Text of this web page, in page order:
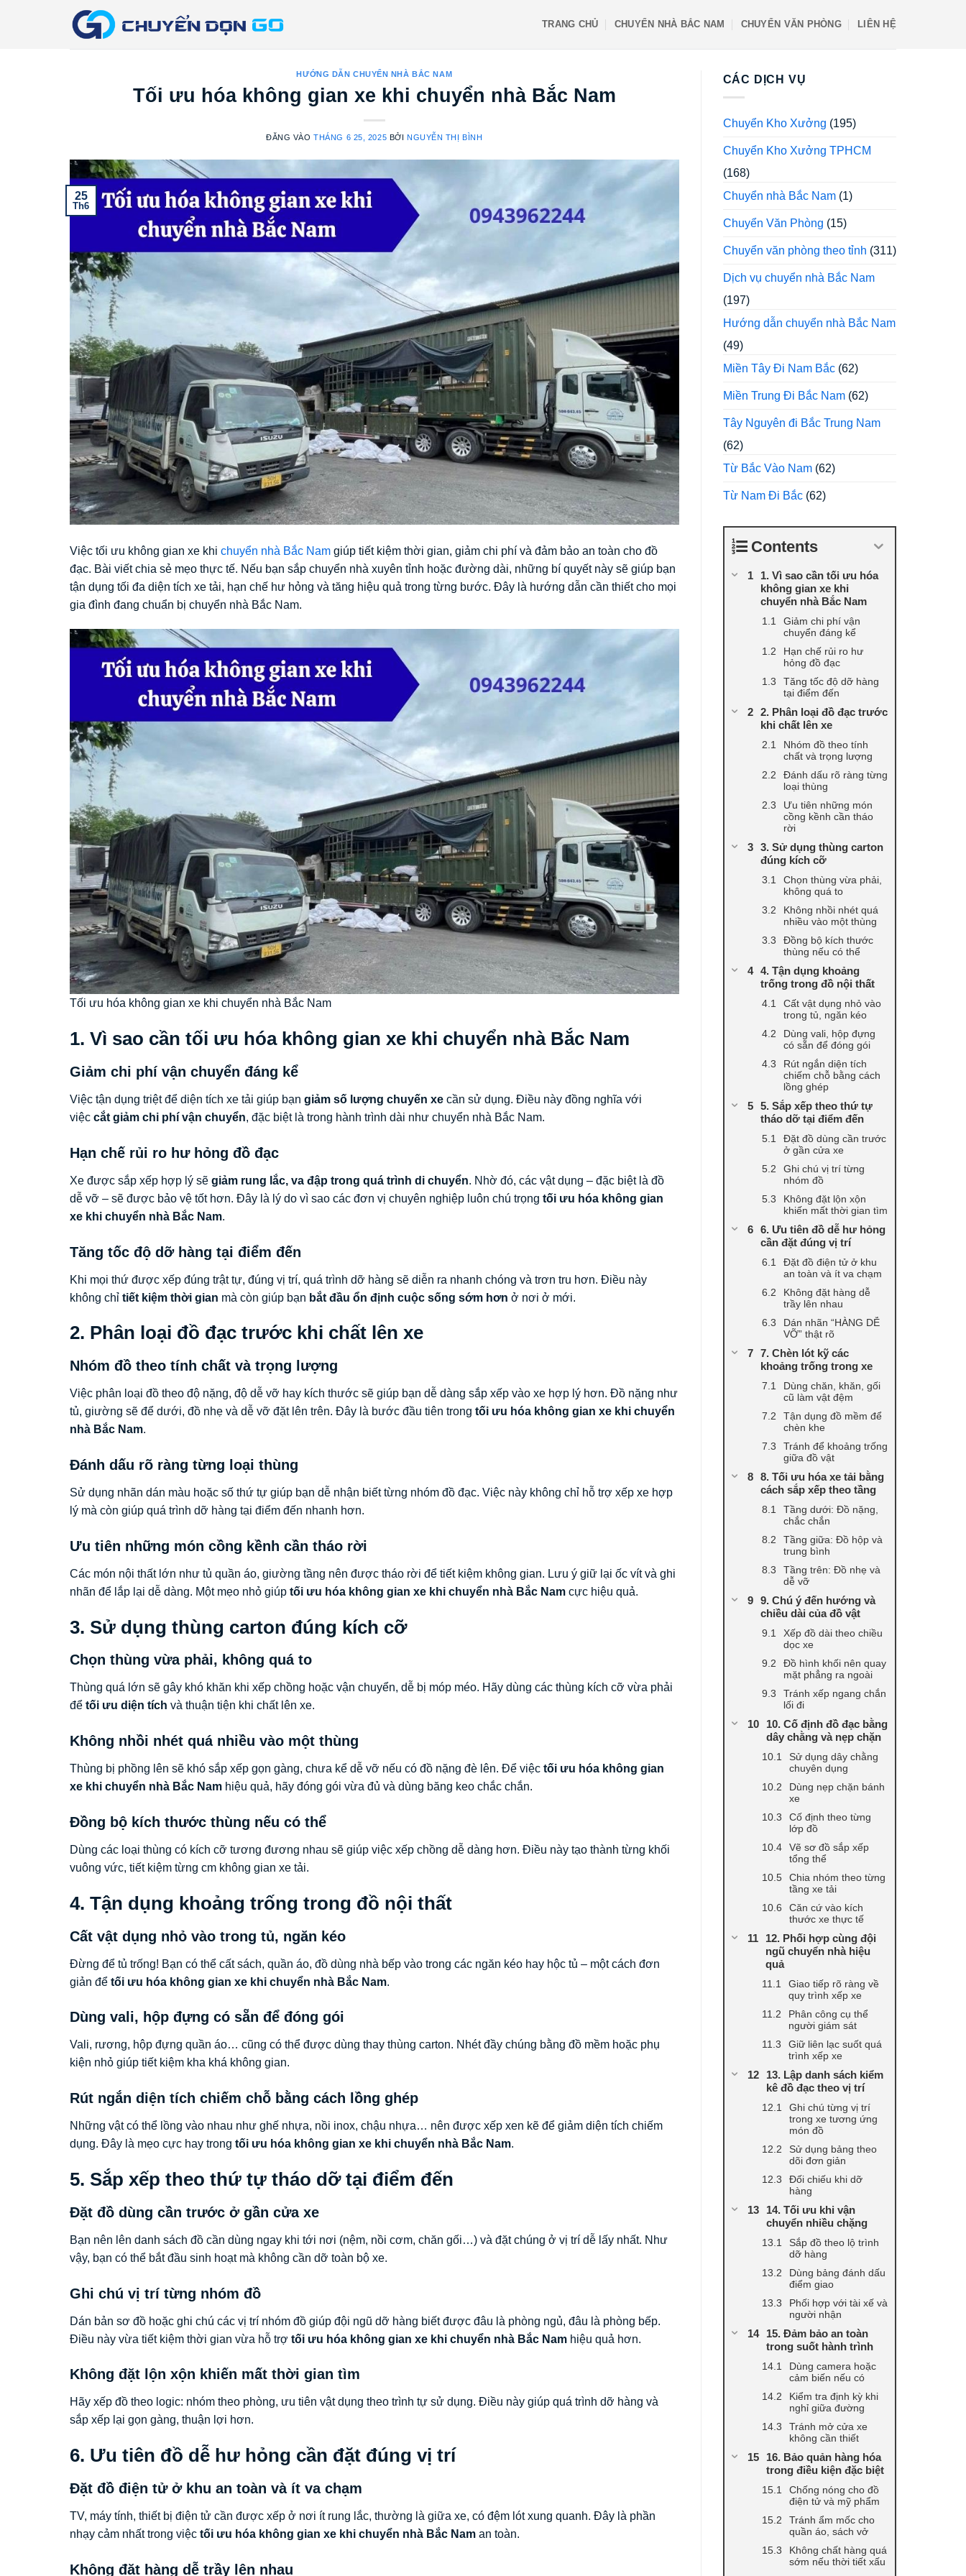
TRANG CHỦ CHUYỂN NHÀ BẮC NAM CHUYỂN VĂN PHÒNG LIÊN HỆ
HƯỚNG DẪN CHUYỂN NHÀ BẮC NAM
Tối ưu hóa không gian xe khi chuyển nhà Bắc Nam
ĐĂNG VÀOTHÁNG 6 25, 2025 BỞI NGUYỄN THỊ BÌNH
25
Th6
Việc tối ưu không gian xe khi chuyển nhà Bắc Nam giúp tiết kiệm thời gian, giảm chi phí và đảm bảo an toàn cho đồ
đạc. Bài viết chia sẻ mẹo thực tế. Nếu bạn sắp chuyển nhà xuyên tỉnh hoặc đường dài, những bí quyết này sẽ giúp bạn
tận dụng tối đa diện tích xe tải, hạn chế hư hỏng và tăng hiệu quả trong từng bước. Đây là hướng dẫn cần thiết cho mọi
gia đình đang chuẩn bị chuyển nhà Bắc Nam.
Tối ưu hóa không gian xe khi chuyển nhà Bắc Nam
1. Vì sao cần tối ưu hóa không gian xe khi chuyển nhà Bắc Nam
Giảm chi phí vận chuyển đáng kể
Việc tận dụng triệt để diện tích xe tải giúp bạn giảm số lượng chuyến xe cần sử dụng. Điều này đồng nghĩa với
việc cắt giảm chi phí vận chuyển, đặc biệt là trong hành trình dài như chuyển nhà Bắc Nam.
Hạn chế rủi ro hư hỏng đồ đạc
Xe được sắp xếp hợp lý sẽ giảm rung lắc, va đập trong quá trình di chuyển. Nhờ đó, các vật dụng – đặc biệt là đồ
dễ vỡ – sẽ được bảo vệ tốt hơn. Đây là lý do vì sao các đơn vị chuyên nghiệp luôn chú trọng tối ưu hóa không gian
xe khi chuyển nhà Bắc Nam.
Tăng tốc độ dỡ hàng tại điểm đến
Khi mọi thứ được xếp đúng trật tự, đúng vị trí, quá trình dỡ hàng sẽ diễn ra nhanh chóng và trơn tru hơn. Điều này
không chỉ tiết kiệm thời gian mà còn giúp bạn bắt đầu ổn định cuộc sống sớm hơn ở nơi ở mới.
2. Phân loại đồ đạc trước khi chất lên xe
Nhóm đồ theo tính chất và trọng lượng
Việc phân loại đồ theo độ nặng, độ dễ vỡ hay kích thước sẽ giúp bạn dễ dàng sắp xếp vào xe hợp lý hơn. Đồ nặng như
tủ, giường sẽ để dưới, đồ nhẹ và dễ vỡ đặt lên trên. Đây là bước đầu tiên trong tối ưu hóa không gian xe khi chuyển
nhà Bắc Nam.
Đánh dấu rõ ràng từng loại thùng
Sử dụng nhãn dán màu hoặc số thứ tự giúp bạn dễ nhận biết từng nhóm đồ đạc. Việc này không chỉ hỗ trợ xếp xe hợp
lý mà còn giúp quá trình dỡ hàng tại điểm đến nhanh hơn.
Ưu tiên những món cồng kềnh cần tháo rời
Các món nội thất lớn như tủ quần áo, giường tầng nên được tháo rời để tiết kiệm không gian. Lưu ý giữ lại ốc vít và ghi
nhãn để lắp lại dễ dàng. Một mẹo nhỏ giúp tối ưu hóa không gian xe khi chuyển nhà Bắc Nam cực hiệu quả.
3. Sử dụng thùng carton đúng kích cỡ
Chọn thùng vừa phải, không quá to
Thùng quá lớn sẽ gây khó khăn khi xếp chồng hoặc vận chuyển, dễ bị móp méo. Hãy dùng các thùng kích cỡ vừa phải
để tối ưu diện tích và thuận tiện khi chất lên xe.
Không nhồi nhét quá nhiều vào một thùng
Thùng bị phồng lên sẽ khó sắp xếp gọn gàng, chưa kể dễ vỡ nếu có đồ nặng đè lên. Để việc tối ưu hóa không gian
xe khi chuyển nhà Bắc Nam hiệu quả, hãy đóng gói vừa đủ và dùng băng keo chắc chắn.
Đồng bộ kích thước thùng nếu có thể
Dùng các loại thùng có kích cỡ tương đương nhau sẽ giúp việc xếp chồng dễ dàng hơn. Điều này tạo thành từng khối
vuông vức, tiết kiệm từng cm không gian xe tải.
4. Tận dụng khoảng trống trong đồ nội thất
Cất vật dụng nhỏ vào trong tủ, ngăn kéo
Đừng để tủ trống! Bạn có thể cất sách, quần áo, đồ dùng nhà bếp vào trong các ngăn kéo hay hộc tủ – một cách đơn
giản để tối ưu hóa không gian xe khi chuyển nhà Bắc Nam.
Dùng vali, hộp đựng có sẵn để đóng gói
Vali, rương, hộp đựng quần áo… cũng có thể được dùng thay thùng carton. Nhét đầy chúng bằng đồ mềm hoặc phụ
kiện nhỏ giúp tiết kiệm kha khá không gian.
Rút ngắn diện tích chiếm chỗ bằng cách lồng ghép
Những vật có thể lồng vào nhau như ghế nhựa, nồi inox, chậu nhựa… nên được xếp xen kẽ để giảm diện tích chiếm
dụng. Đây là mẹo cực hay trong tối ưu hóa không gian xe khi chuyển nhà Bắc Nam.
5. Sắp xếp theo thứ tự tháo dỡ tại điểm đến
Đặt đồ dùng cần trước ở gần cửa xe
Bạn nên lên danh sách đồ cần dùng ngay khi tới nơi (nệm, nồi cơm, chăn gối…) và đặt chúng ở vị trí dễ lấy nhất. Như
vậy, bạn có thể bắt đầu sinh hoạt mà không cần dỡ toàn bộ xe.
Ghi chú vị trí từng nhóm đồ
Dán bản sơ đồ hoặc ghi chú các vị trí nhóm đồ giúp đội ngũ dỡ hàng biết được đâu là phòng ngủ, đâu là phòng bếp.
Điều này vừa tiết kiệm thời gian vừa hỗ trợ tối ưu hóa không gian xe khi chuyển nhà Bắc Nam hiệu quả hơn.
Không đặt lộn xộn khiến mất thời gian tìm
Hãy xếp đồ theo logic: nhóm theo phòng, ưu tiên vật dụng theo trình tự sử dụng. Điều này giúp quá trình dỡ hàng và
sắp xếp lại gọn gàng, thuận lợi hơn.
6. Ưu tiên đồ dễ hư hỏng cần đặt đúng vị trí
Đặt đồ điện tử ở khu an toàn và ít va chạm
TV, máy tính, thiết bị điện tử cần được xếp ở nơi ít rung lắc, thường là giữa xe, có đệm lót xung quanh. Đây là phần
nhạy cảm nhất trong việc tối ưu hóa không gian xe khi chuyển nhà Bắc Nam an toàn.
Không đặt hàng dễ trầy lên nhau
CÁC DỊCH VỤ
Chuyển Kho Xưởng (195)
Chuyển Kho Xưởng TPHCM
(168)
Chuyển nhà Bắc Nam(1)
Chuyển Văn Phòng (15)
Chuyển văn phòng theo tỉnh (311)
Dịch vụ chuyển nhà Bắc Nam
(197)
Hướng dẫn chuyển nhà Bắc Nam
(49)
Miền Tây Đi Nam Bắc(62)
Miền Trung Đi Bắc Nam(62)
Tây Nguyên đi Bắc Trung Nam
(62)
Từ Bắc Vào Nam(62)
Từ Nam Đi Bắc(62)
Contents
1. Vì sao cần tối ưu hóa
không gian xe khi
chuyển nhà Bắc Nam
Giảm chi phí vận
chuyển đáng kể
Hạn chế rủi ro hư
hỏng đồ đạc
Tăng tốc độ dỡ hàng
tại điểm đến
2. Phân loại đồ đạc trước
khi chất lên xe
Nhóm đồ theo tính
chất và trọng lượng
Đánh dấu rõ ràng từng
loại thùng
Ưu tiên những món
cồng kềnh cần tháo
rời
3. Sử dụng thùng carton
đúng kích cỡ
Chọn thùng vừa phải,
không quá to
Không nhồi nhét quá
nhiều vào một thùng
Đồng bộ kích thước
thùng nếu có thể
4. Tận dụng khoảng
trống trong đồ nội thất
Cất vật dụng nhỏ vào
trong tủ, ngăn kéo
Dùng vali, hộp đựng
có sẵn để đóng gói
Rút ngắn diện tích
chiếm chỗ bằng cách
lồng ghép
5. Sắp xếp theo thứ tự
tháo dỡ tại điểm đến
Đặt đồ dùng cần trước
ở gần cửa xe
Ghi chú vị trí từng
nhóm đồ
Không đặt lộn xộn
khiến mất thời gian tìm
6. Ưu tiên đồ dễ hư hỏng
cần đặt đúng vị trí
Đặt đồ điện tử ở khu
an toàn và ít va chạm
Không đặt hàng dễ
trầy lên nhau
Dán nhãn “HÀNG DỄ
VỠ” thật rõ
7. Chèn lót kỹ các
khoảng trống trong xe
Dùng chăn, khăn, gối
cũ làm vật đệm
Tận dụng đồ mềm để
chèn khe
Tránh để khoảng trống
giữa đồ vật
8. Tối ưu hóa xe tải bằng
cách sắp xếp theo tầng
Tầng dưới: Đồ nặng,
chắc chắn
Tầng giữa: Đồ hộp và
trung bình
Tầng trên: Đồ nhẹ và
dễ vỡ
9. Chú ý đến hướng và
chiều dài của đồ vật
Xếp đồ dài theo chiều
dọc xe
Đồ hình khối nên quay
mặt phẳng ra ngoài
Tránh xếp ngang chắn
lối đi
10. Cố định đồ đạc bằng
dây chằng và nẹp chặn
Sử dụng dây chằng
chuyên dụng
Dùng nẹp chặn bánh
xe
Cố định theo từng
lớp đồ
Vẽ sơ đồ sắp xếp
tổng thể
Chia nhóm theo từng
tầng xe tải
Căn cứ vào kích
thước xe thực tế
12. Phối hợp cùng đội
ngũ chuyển nhà hiệu
quả
Giao tiếp rõ ràng về
quy trình xếp xe
Phân công cụ thể
người giám sát
Giữ liên lạc suốt quá
trình xếp xe
13. Lập danh sách kiểm
kê đồ đạc theo vị trí
Ghi chú từng vị trí
trong xe tương ứng
món đồ
Sử dụng bảng theo
dõi đơn giản
Đối chiếu khi dỡ
hàng
14. Tối ưu khi vận
chuyển nhiều chặng
Sắp đồ theo lộ trình
dỡ hàng
Dùng bảng đánh dấu
điểm giao
Phối hợp với tài xế và
người nhận
15. Đảm bảo an toàn
trong suốt hành trình
Dùng camera hoặc
cảm biến nếu có
Kiểm tra định kỳ khi
nghỉ giữa đường
Tránh mở cửa xe
không cần thiết
16. Bảo quản hàng hóa
trong điều kiện đặc biệt
Chống nóng cho đồ
điện tử và mỹ phẩm
Tránh ẩm mốc cho
quần áo, sách vở
Không chất hàng quá
sớm nếu thời tiết xấu